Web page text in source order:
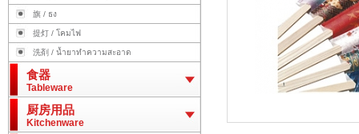
旗 / ธง
提灯 / โคมไฟ
洗剤 / น้ำยาทำความสะอาด
食器
Tableware
厨房用品
Kitchenware